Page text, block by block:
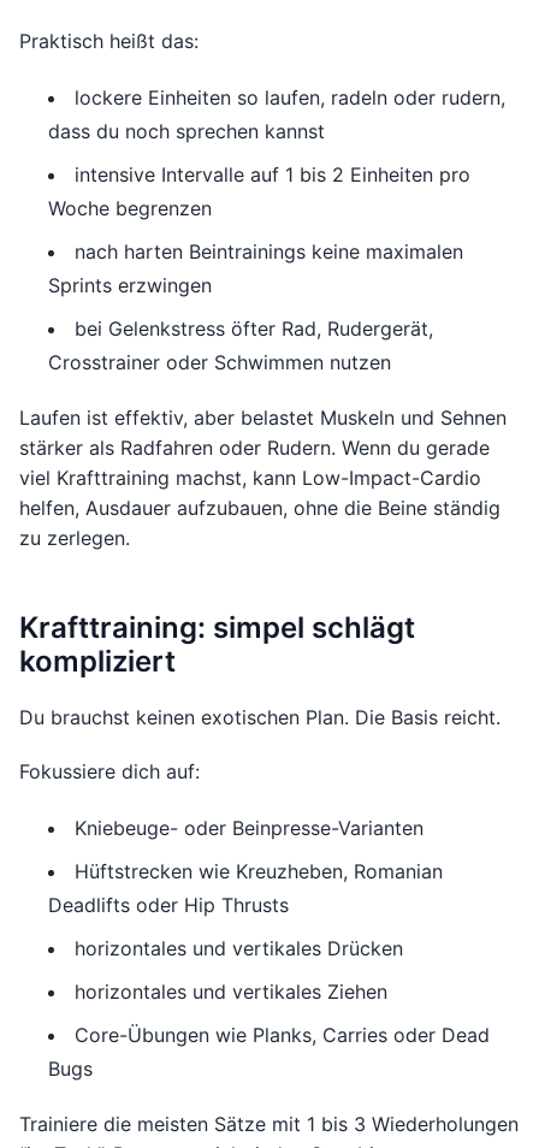
Praktisch heißt das:
lockere Einheiten so laufen, radeln oder rudern,
dass du noch sprechen kannst
intensive Intervalle auf 1 bis 2 Einheiten pro
Woche begrenzen
nach harten Beintrainings keine maximalen
Sprints erzwingen
bei Gelenkstress öfter Rad, Rudergerät,
Crosstrainer oder Schwimmen nutzen
Laufen ist effektiv, aber belastet Muskeln und Sehnen
stärker als Radfahren oder Rudern. Wenn du gerade
viel Krafttraining machst, kann Low-Impact-Cardio
helfen, Ausdauer aufzubauen, ohne die Beine ständig
zu zerlegen.
Krafttraining: simpel schlägt
kompliziert
Du brauchst keinen exotischen Plan. Die Basis reicht.
Fokussiere dich auf:
Kniebeuge- oder Beinpresse-Varianten
Hüftstrecken wie Kreuzheben, Romanian
Deadlifts oder Hip Thrusts
horizontales und vertikales Drücken
horizontales und vertikales Ziehen
Core-Übungen wie Planks, Carries oder Dead
Bugs
Trainiere die meisten Sätze mit 1 bis 3 Wiederholungen